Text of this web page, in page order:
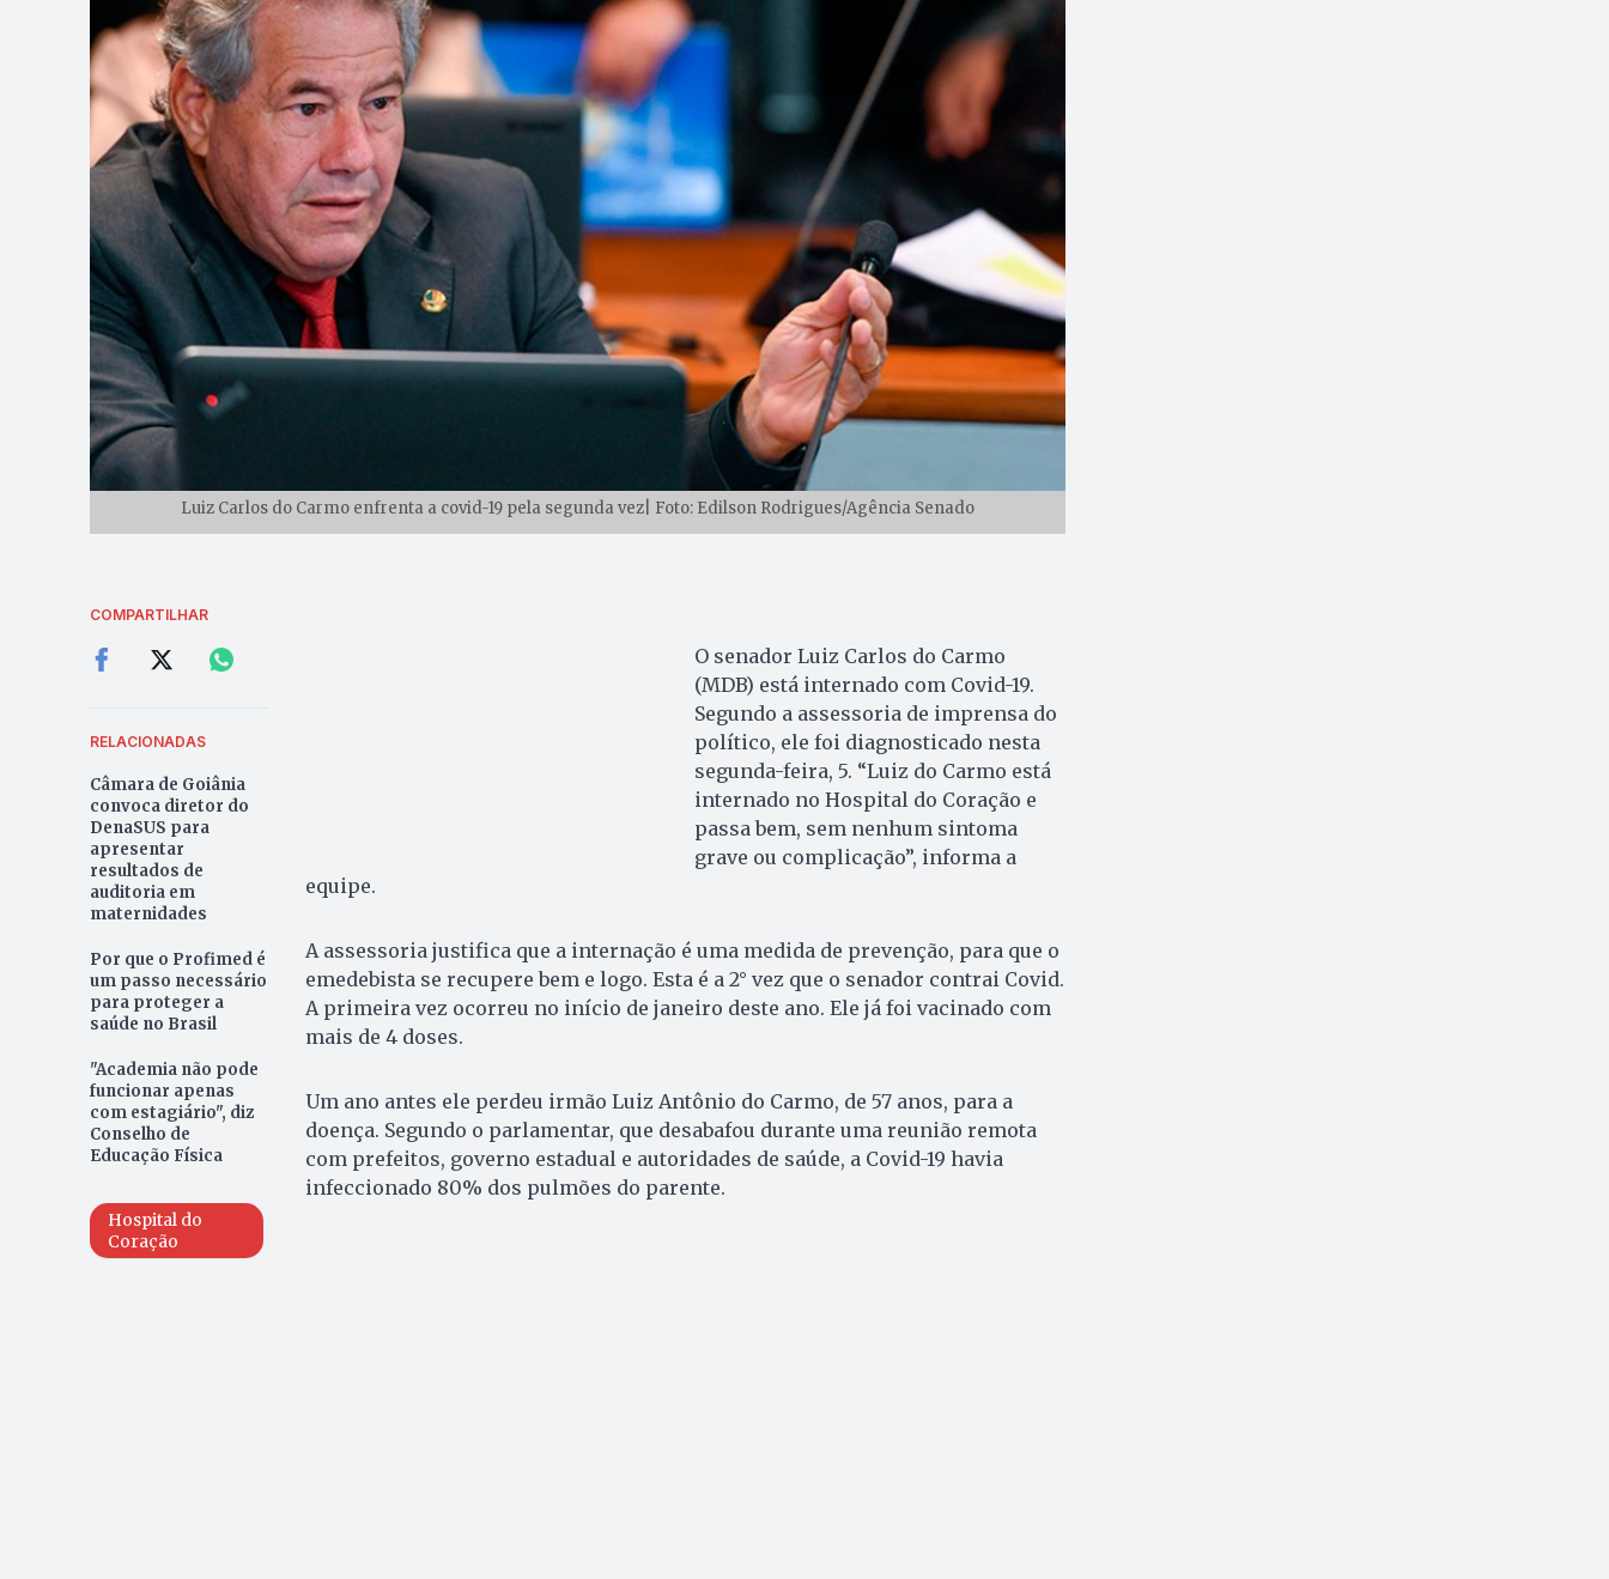
Luiz Carlos do Carmo enfrenta a covid-19 pela segunda vez| Foto: Edilson Rodrigues/Agência Senado
COMPARTILHAR
RELACIONADAS
Câmara de Goiânia
convoca diretor do
DenaSUS para
apresentar
resultados de
auditoria em
maternidades
Por que o Profimed é
um passo necessário
para proteger a
saúde no Brasil
"Academia não pode
funcionar apenas
com estagiário", diz
Conselho de
Educação Física
Hospital do
Coração
O senador Luiz Carlos do Carmo
(MDB) está internado com Covid-19.
Segundo a assessoria de imprensa do
político, ele foi diagnosticado nesta
segunda-feira, 5. “Luiz do Carmo está
internado no Hospital do Coração e
passa bem, sem nenhum sintoma
grave ou complicação”, informa a
equipe.
A assessoria justifica que a internação é uma medida de prevenção, para que o
emedebista se recupere bem e logo. Esta é a 2° vez que o senador contrai Covid.
A primeira vez ocorreu no início de janeiro deste ano. Ele já foi vacinado com
mais de 4 doses.
Um ano antes ele perdeu irmão Luiz Antônio do Carmo, de 57 anos, para a
doença. Segundo o parlamentar, que desabafou durante uma reunião remota
com prefeitos, governo estadual e autoridades de saúde, a Covid-19 havia
infeccionado 80% dos pulmões do parente.